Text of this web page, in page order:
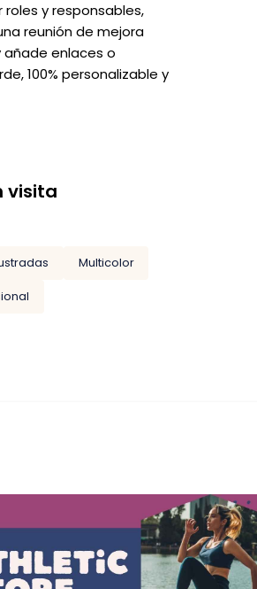
y responsables,
reunión de mejora
añade enlaces o
100% personalizable y
visita
Multicolor